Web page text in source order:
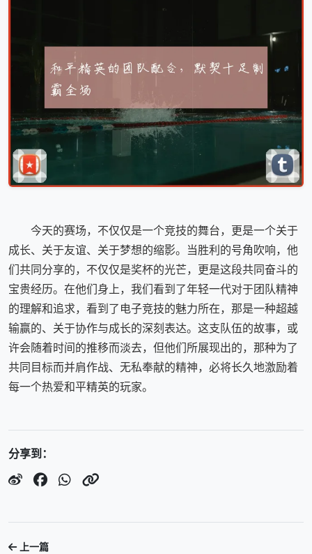
今天的赛场，不仅仅是一个竞技的舞台，更是一个关于
成长、关于友谊、关于梦想的缩影。当胜利的号角吹响，他
们共同分享的，不仅仅是奖杯的光芒，更是这段共同奋斗的
宝贵经历。在他们身上，我们看到了年轻一代对于团队精神
的理解和追求，看到了电子竞技的魅力所在，那是一种超越
输赢的、关于协作与成长的深刻表达。这支队伍的故事，或
许会随着时间的推移而淡去，但他们所展现出的，那种为了
共同目标而并肩作战、无私奉献的精神，必将长久地激励着
每一个热爱和平精英的玩家。
分享到：
上一篇